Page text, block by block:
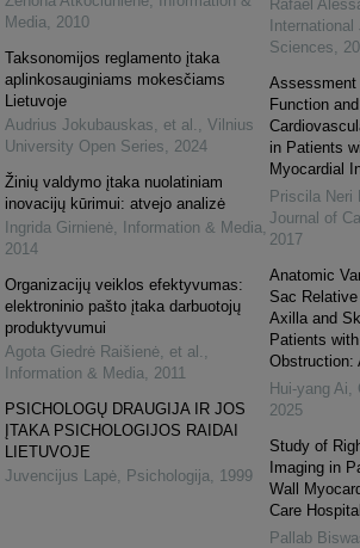
Media, 2010
Taksonomijos reglamento įtaka
aplinkosauginiams mokesčiams
Lietuvoje
Audrius Jokubauskas, et al. , Vilnius
University Open Series, 2024
Žinių valdymo įtaka nuolatiniam
inovacijų kūrimui: atvejo analizė
Ingrida Girnienė, Information & Media,
2014
Organizacijų veiklos efektyvumas:
elektroninio pašto įtaka darbuotojų
produktyvumui
Agota Giedrė Raišienė, et al. ,
Information & Media, 2011
PSICHOLOGŲ DRAUGIJA IR JOS
ĮTAKA PSICHOLOGIJOS RAIDAI
LIETUVOJE
Juvencijus Lapė, Psichologija, 1999
Rafael
Sciences,
Assessment
Function
in Patients
Myocardial
Priscila Neri
Journal of
2017
Anatomic
Sac
Axilla and
Patients
Obstruction:
Hui-yang Ai,
2025
Study of
Imaging in
Wall
Care
Pallab